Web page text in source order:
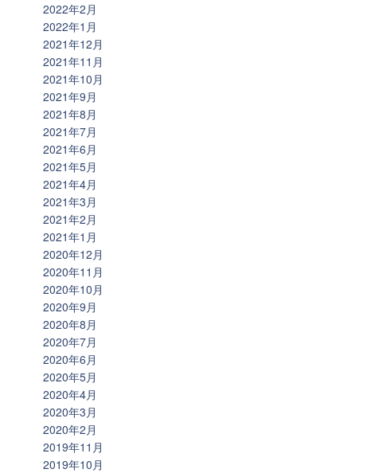
2022年2月
2022年1月
2021年12月
2021年11月
2021年10月
2021年9月
2021年8月
2021年7月
2021年6月
2021年5月
2021年4月
2021年3月
2021年2月
2021年1月
2020年12月
2020年11月
2020年10月
2020年9月
2020年8月
2020年7月
2020年6月
2020年5月
2020年4月
2020年3月
2020年2月
2019年11月
2019年10月